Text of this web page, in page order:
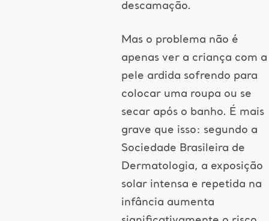
descamação.
Mas o problema não é
apenas ver a criança com a
pele ardida sofrendo para
colocar uma roupa ou se
secar após o banho. É mais
grave que isso: segundo a
Sociedade Brasileira de
Dermatologia, a exposição
solar intensa e repetida na
infância aumenta